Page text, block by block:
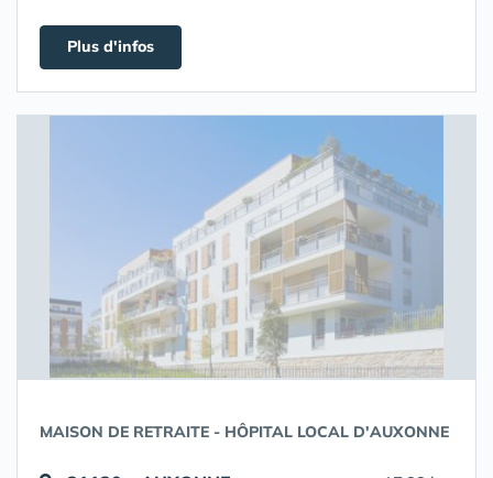
Plus d'infos
MAISON DE RETRAITE - HÔPITAL LOCAL D'AUXONNE